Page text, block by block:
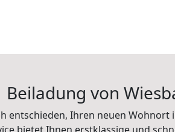
Beiladung von
entschieden, Ihren neuen